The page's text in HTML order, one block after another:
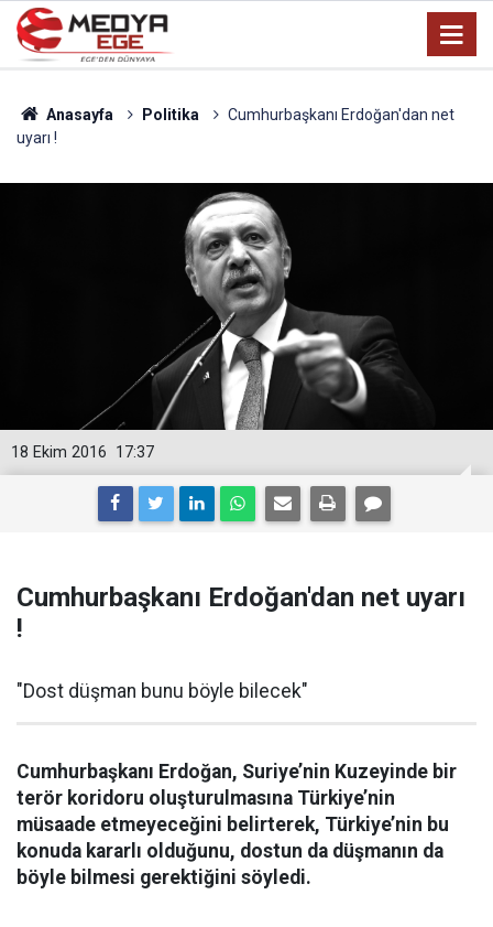
Anasayfa Politika
Cumhurbaşkanı Erdoğan'dan net
uyarı !
17:37
18 Ekim 2016
Cumhurbaşkanı Erdoğan'dan net uyarı
!
"Dost düşman bunu böyle bilecek"
Cumhurbaşkanı Erdoğan, Suriye’nin Kuzeyinde bir
terör koridoru oluşturulmasına Türkiye’nin
müsaade etmeyeceğini belirterek, Türkiye’nin bu
konuda kararlı olduğunu, dostun da düşmanın da
böyle bilmesi gerektiğini söyledi.